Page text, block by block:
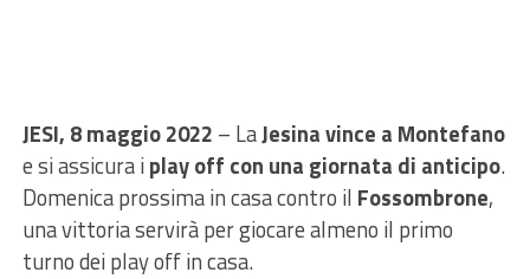
JESI, 8 maggio 2022 – LaJesina vince a Montefano
e si assicura iplay off con una giornata di anticipo.
Domenica prossima in casa contro il Fossombrone,
una vittoria servirà per giocare almeno il primo
turno dei play off in casa.